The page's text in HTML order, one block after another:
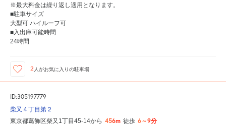
※最大料金は繰り返し適用となります。
■駐車サイズ
大型可 ハイルーフ可
■入出庫可能時間
24時間
2 人がお気に入りの駐車場
ID:305197779
柴又４丁目第２
東京都葛飾区柴又1丁目45-14から 456m 徒歩 6～9分